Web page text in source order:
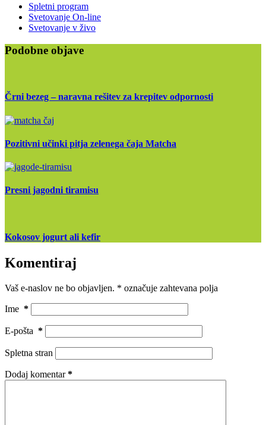
Spletni program
Svetovanje On-line
Svetovanje v živo
Podobne objave
Črni bezeg – naravna rešitev za krepitev odpornosti
Pozitivni učinki pitja zelenega čaja Matcha
Presni jagodni tiramisu
Kokosov jogurt ali kefir
Komentiraj
Vaš e-naslov ne bo objavljen. * označuje zahtevana polja
Ime *
E-pošta *
Spletna stran
Dodaj komentar*